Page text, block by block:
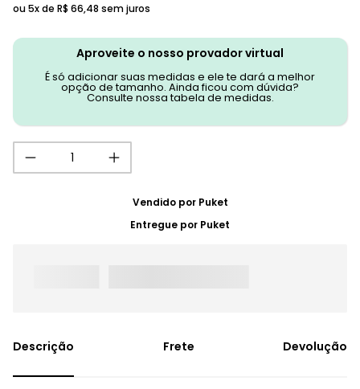
ou 5x de R$ 66,48 sem juros
Aproveite o nosso provador virtual
É só adicionar suas medidas e ele te dará a melhor
opção de tamanho. Ainda ficou com dúvida?
Consulte nossa tabela de medidas.
Vendido por Puket
Entregue por Puket
Frete Devolução